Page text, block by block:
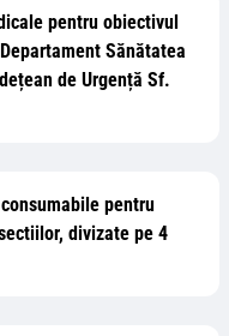
pentru obiectivul
Sănătatea
de Urgență Sf.
pentru
divizate pe 4